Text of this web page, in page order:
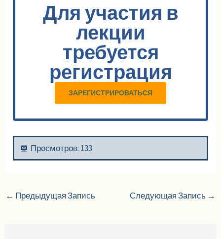
Для участия в
лекции
требуется
регистрация
ЗАРЕГИСТРИРОВАТЬСЯ
Просмотров: 133
← Предыдущая Запись Следующая Запись →